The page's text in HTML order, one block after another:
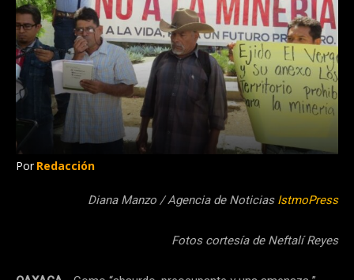
Por Redacción
Diana Manzo / Agencia de NoticiasIstmoPress
Fotos cortesía de Neftalí Reyes